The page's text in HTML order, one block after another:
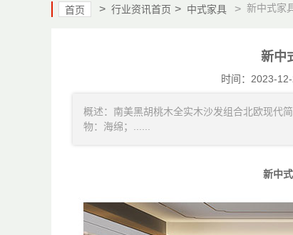
首页 > 行业资讯首页 > 中式家具 > 新中式家
新中
时间：2023-
概述：南美黑胡桃木全实木沙发组合北欧现代
物：海绵；......
新中